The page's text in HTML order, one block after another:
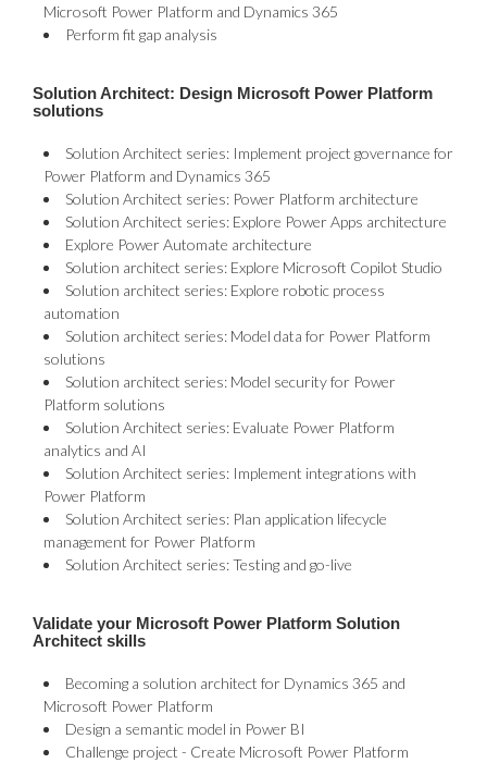
Microsoft Power Platform and Dynamics 365
Perform fit gap analysis
Solution Architect: Design Microsoft Power Platform
solutions
Solution Architect series: Implement project governance for
Power Platform and Dynamics 365
Solution Architect series: Power Platform architecture
Solution Architect series: Explore Power Apps architecture
Explore Power Automate architecture
Solution architect series: Explore Microsoft Copilot Studio
Solution architect series: Explore robotic process
automation
Solution architect series: Model data for Power Platform
solutions
Solution architect series: Model security for Power
Platform solutions
Solution Architect series: Evaluate Power Platform
analytics and AI
Solution Architect series: Implement integrations with
Power Platform
Solution Architect series: Plan application lifecycle
management for Power Platform
Solution Architect series: Testing and go-live
Validate your Microsoft Power Platform Solution
Architect skills
Becoming a solution architect for Dynamics 365 and
Microsoft Power Platform
Design a semantic model in Power BI
Challenge project - Create Microsoft Power Platform